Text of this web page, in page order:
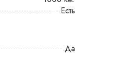
есть
Да